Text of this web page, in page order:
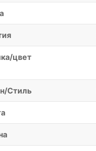
цвет
Стиль